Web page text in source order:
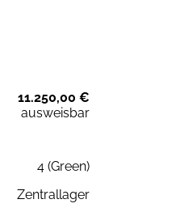
11.250,00 €
ausweisbar
4 (Green)
Zentrallager